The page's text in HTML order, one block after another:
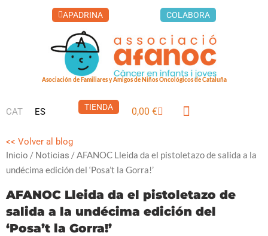
APADRINA COLABORA
Asociación de Familiares y Amigos de Niños Oncológicos de Cataluña
CAT ES TIENDA 0,00€Carrito
<< Volver al blog
Inicio / Noticias / AFANOC Lleida da el pistoletazo de salida a la
undécima edición del ‘Posa’t la Gorra!’
AFANOC Lleida da el pistoletazo de
salida a la undécima edición del
‘Posa’t la Gorra!’